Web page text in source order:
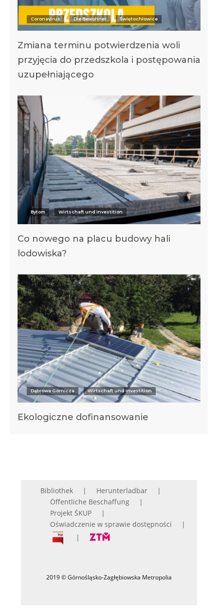
Coronavirus Die Bewohner Świętochłowice
Zmiana terminu potwierdzenia woli
przyjęcia do przedszkola i postępowania
uzupełniającego
Bytom Wirtschaft und Investition
Co nowego na placu budowy hali
lodowiska?
Dąbrowa Górnicza Wirtschaft und Investition
Ekologiczne dofinansowanie
Bibliothek
Herunterladbar
Öffentliche Beschaffung
Projekt ŚKUP
Oświadczenie w sprawie dostępności
2019 © Górnośląsko-Zagłębiowska Metropolia